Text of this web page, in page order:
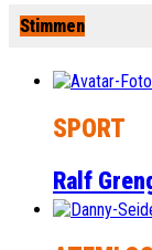
Stimmen
SPORT
Ralf